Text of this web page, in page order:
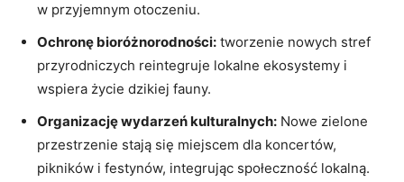
w przyjemnym otoczeniu.
Ochronę bioróżnorodności: tworzenie nowych stref
przyrodniczych reintegruje lokalne ekosystemy i
wspiera życie dzikiej fauny.
Organizację wydarzeń kulturalnych: Nowe zielone
przestrzenie stają się miejscem dla koncertów,
pikników i festynów, integrując społeczność lokalną.